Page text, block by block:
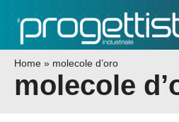
Home » molecole d’oro
molecole